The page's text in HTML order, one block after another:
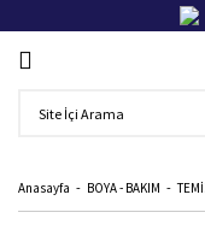
Anasayfa BOYA - BAKIM